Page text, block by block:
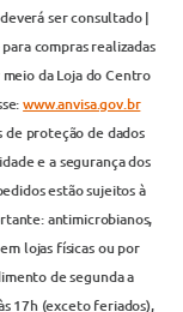
ser consultado |
compras realizadas
da Loja do Centro
www.anvisa.gov.br
de proteção de dados
e a segurança dos
estão sujeitos à
antimicrobianos,
lojas físicas ou por
de segunda a
17h (exceto feriados),